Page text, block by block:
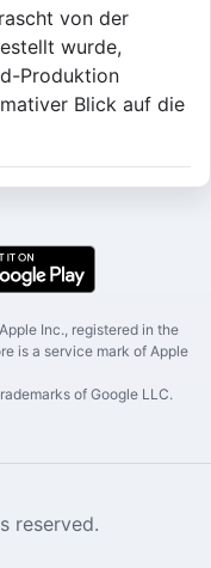
von der
wurde,
Produktion
Blick auf die
Inc., registered in the
is a service mark of Apple
of Google LLC.
reserved.